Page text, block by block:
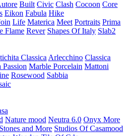
Built Civic Clash Cocoon Core
Eikon Fabula Hike
Life Materica Meet Portraits Prima
Flame Rever Shapes Of Italy Slab2
Classica Arlecchino Classica
Passion Marble Porcelain Mattoni
Rosewood Sabbia
Nature mood Neutra 6.0 Onyx More
Stones and More Studios Of Casamood